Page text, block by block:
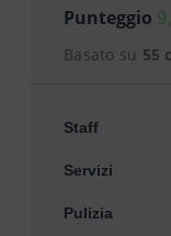
Punteggio
Basato su 55
Staff
Servizi
Pulizia